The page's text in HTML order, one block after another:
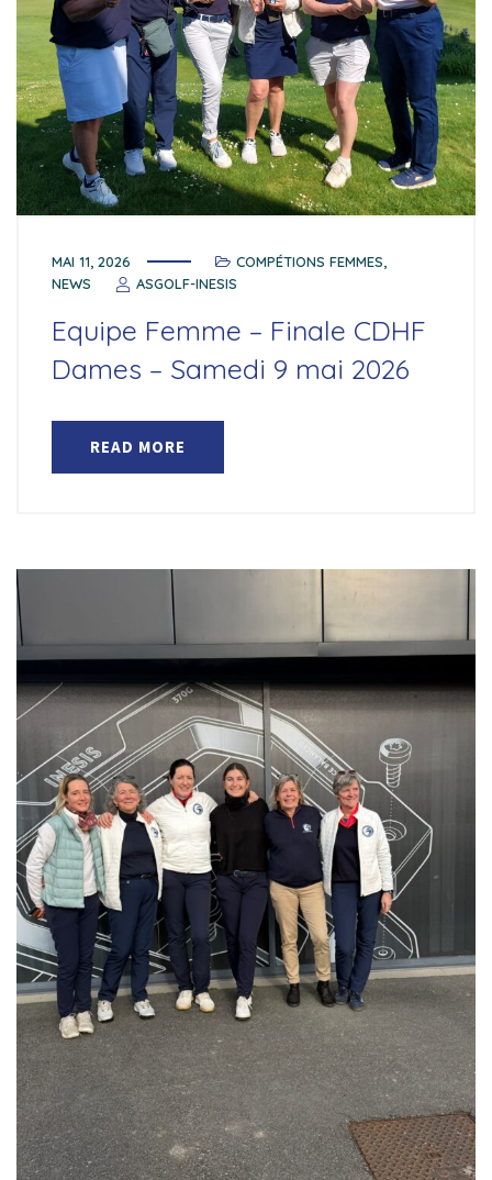
MAI 11, 2026 COMPÉTIONS FEMMES,
NEWS
ASGOLF-INESIS
Equipe Femme – Finale CDHF
Dames – Samedi 9 mai 2026
READ MORE